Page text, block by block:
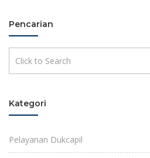
Pencarian
Kategori
Pelayanan Dukcapil